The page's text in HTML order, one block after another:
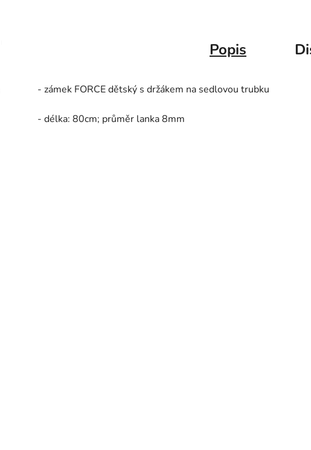
Popis
- zámek FORCE dětský s držákem na sedlovou trubku
- délka: 80cm; průměr lanka 8mm